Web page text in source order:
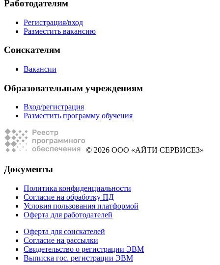
Работодателям
Регистрация/вход
Разместить вакансию
Соискателям
Вакансии
Образовательным учреждениям
Вход/регистрация
Разместить программу обучения
© 2026 ООО «АЙТИ СЕРВИСЕЗ»
Документы
Политика конфиденциальности
Согласие на обработку ПД
Условия пользования платформой
Оферта для работодателей
Оферта для соискателей
Согласие на рассылки
Свидетельство о регистрации ЭВМ
Выписка гос. регистрации ЭВМ